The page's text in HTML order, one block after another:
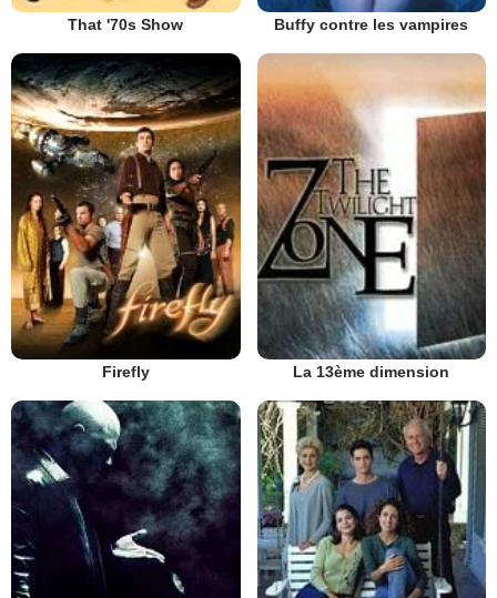
That '70s Show Buffy contre les vampires
Firefly La 13ème dimension